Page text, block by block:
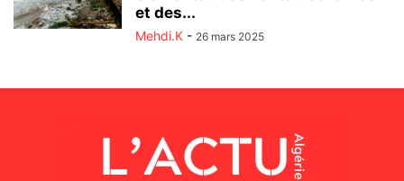
et des...
Mehdi.K - 26 mars 2025